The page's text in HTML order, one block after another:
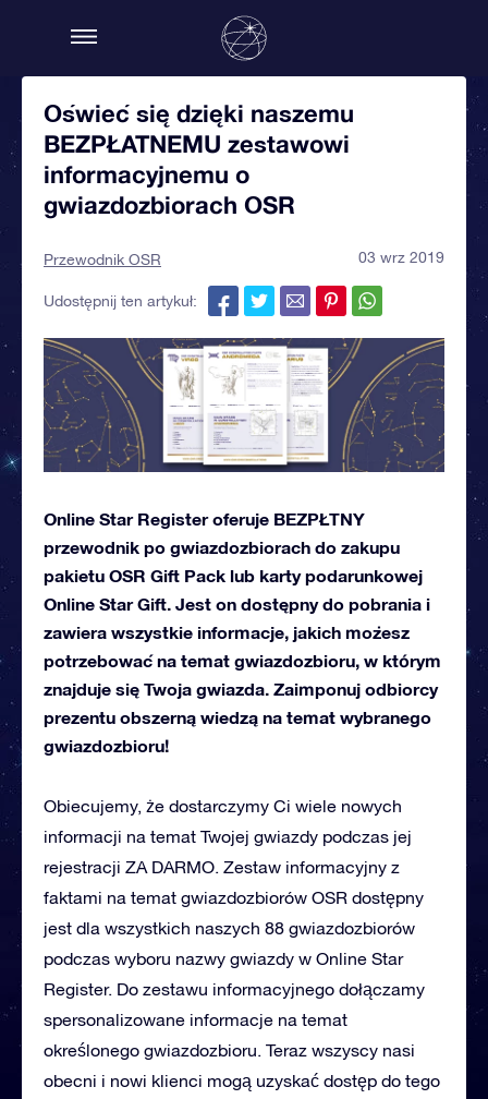
Oświeć się dzięki naszemu
BEZPŁATNEMU zestawowi
informacyjnemu o
gwiazdozbiorach OSR
Przewodnik OSR 03 wrz 2019
Udostępnij ten artykuł:
Online Star Register oferuje BEZPŁTNY
przewodnik po gwiazdozbiorach do zakupu
pakietu OSR Gift Pack lub karty podarunkowej
Online Star Gift. Jest on dostępny do pobrania i
zawiera wszystkie informacje, jakich możesz
potrzebować na temat gwiazdozbioru, w którym
znajduje się Twoja gwiazda. Zaimponuj odbiorcy
prezentu obszerną wiedzą na temat wybranego
gwiazdozbioru!
Obiecujemy, że dostarczymy Ci wiele nowych
informacji na temat Twojej gwiazdy podczas jej
rejestracji ZA DARMO. Zestaw informacyjny z
faktami na temat gwiazdozbiorów OSR dostępny
jest dla wszystkich naszych 88 gwiazdozbiorów
podczas wyboru nazwy gwiazdy w Online Star
Register. Do zestawu informacyjnego dołączamy
spersonalizowane informacje na temat
określonego gwiazdozbioru. Teraz wszyscy nasi
obecni i nowi klienci mogą uzyskać dostęp do tego